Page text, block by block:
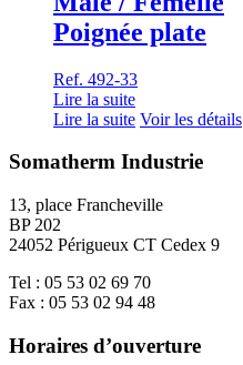
Poignée plate
Ref. 492-33
Lire la suite
Lire la suite Voir les détails
Somatherm Industrie
13, place Francheville
BP 202
24052 Périgueux CT Cedex 9
Tel : 05 53 02 69 70
Fax : 05 53 02 94 48
Horaires d’ouverture